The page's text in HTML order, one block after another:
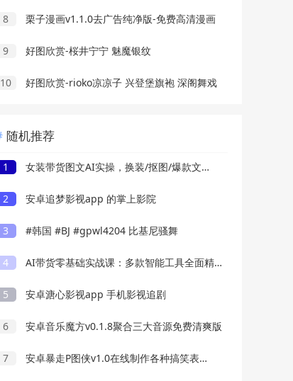
8 栗子漫画v1.1.0去广告纯净版-免费高清漫画
9 好图欣赏-桜井宁宁 魅魔银纹
10 好图欣赏-rioko凉凉子 兴登堡旗袍 深阁舞戏
随机推荐
1 女装带货图文AI实操，换装/抠图/爆款文案/视频制作，38个技巧快速出吸睛素材
2 安卓追梦影视app 的掌上影院
3 #韩国 #BJ #gpwl4204 比基尼骚舞
4 AI带货零基础实战课：多款智能工具全面精通，图文短视频带货全流程落地
5 安卓溏心影视app 手机影视追剧
6 安卓音乐魔方v0.1.8聚合三大音源免费清爽版
7 安卓暴走P图侠v1.0在线制作各种搞笑表情包